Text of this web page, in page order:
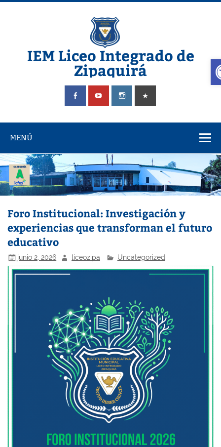
Saltar
IEM Liceo Integrado de
Zipaquirá
Pagina del Liceo Integrado Zipaquira
MENÚ
Foro Institucional: Investigación y
experiencias que transforman el futuro
educativo
junio 2, 2026 liceozipa Uncategorized